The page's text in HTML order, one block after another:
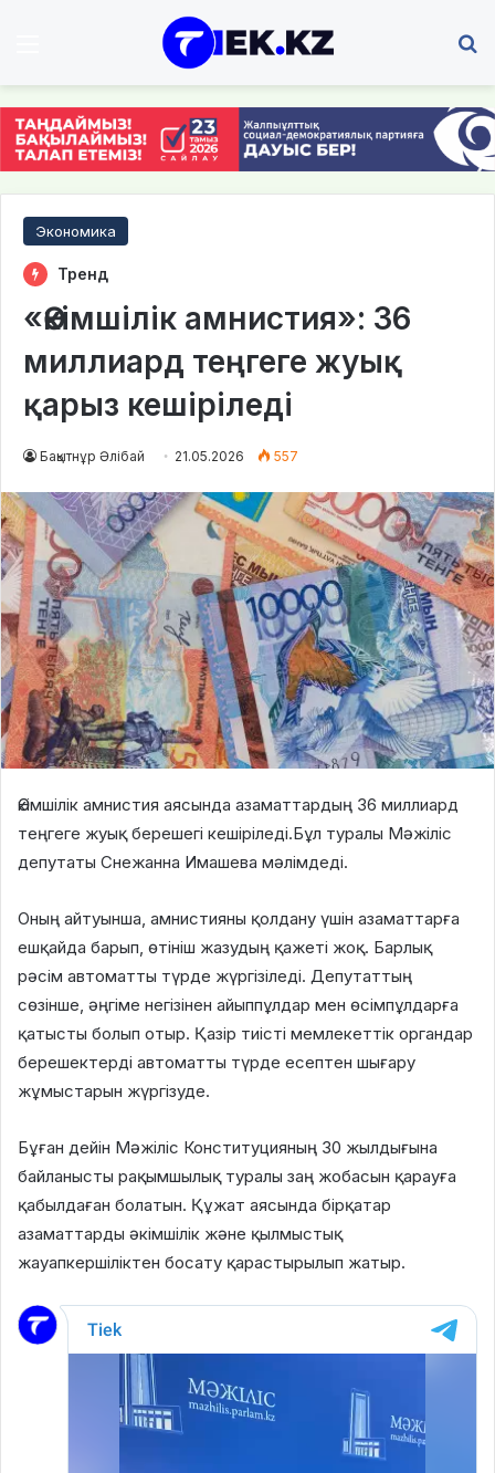
Экономика
Тренд
«Әкімшілік амнистия»: 36
миллиард теңгеге жуық
қарыз кешіріледі
Бақытнұр Әлібай 21.05.2026 557
Әкімшілік амнистия аясында азаматтардың 36 миллиард
теңгеге жуық берешегі кешіріледі.Бұл туралы Мәжіліс
депутаты Снежанна Имашева мәлімдеді.
Оның айтуынша, амнистияны қолдану үшін азаматтарға
ешқайда барып, өтініш жазудың қажеті жоқ. Барлық
рәсім автоматты түрде жүргізіледі. Депутаттың
сөзінше, әңгіме негізінен айыппұлдар мен өсімпұлдарға
қатысты болып отыр. Қазір тиісті мемлекеттік органдар
берешектерді автоматты түрде есептен шығару
жұмыстарын жүргізуде.
Бұған дейін Мәжіліс Конституцияның 30 жылдығына
байланысты рақымшылық туралы заң жобасын қарауға
қабылдаған болатын. Құжат аясында бірқатар
азаматтарды әкімшілік және қылмыстық
жауапкершіліктен босату қарастырылып жатыр.